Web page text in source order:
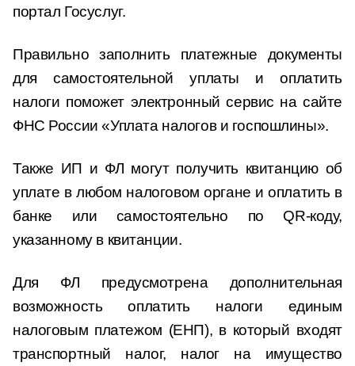
портал Госуслуг.
Правильно заполнить платежные документы
для самостоятельной уплаты и оплатить
налоги поможет электронный сервис на сайте
ФНС России «Уплата налогов и госпошлины».
Также ИП и ФЛ могут получить квитанцию об
уплате в любом налоговом органе и оплатить в
банке или самостоятельно по QR-коду,
указанному в квитанции.
Для ФЛ предусмотрена дополнительная
возможность оплатить налоги единым
налоговым платежом (ЕНП), в который входят
транспортный налог, налог на имущество